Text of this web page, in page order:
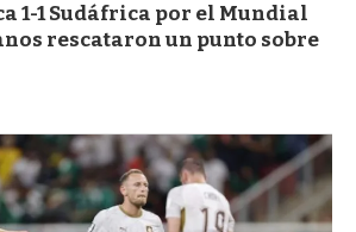
1-1 Sudáfrica por el Mundial
rescataron un punto sobre